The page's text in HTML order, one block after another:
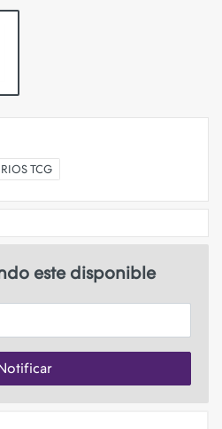
TCG
este disponible